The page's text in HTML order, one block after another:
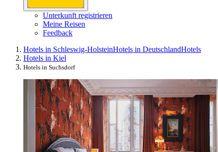
Unterkunft registrieren
Meine Reisen
Feedback
Hotels in Schleswig-HolsteinHotels in DeutschlandHotels
Hotels in Kiel
Hotels in Suchsdorf